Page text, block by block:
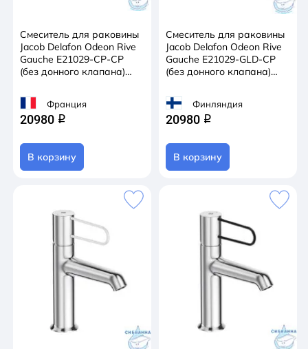
Смеситель для раковины
Jacob Delafon Odeon Rive
Gauche E21029-CP-CP
(без донного клапана)
Франция
20980 q
В корзину
Смеситель для раковины
Jacob Delafon Odeon Rive
Gauche E21029-GLD-CP
(без донного клапана)
Финляндия
20980 q
В корзину